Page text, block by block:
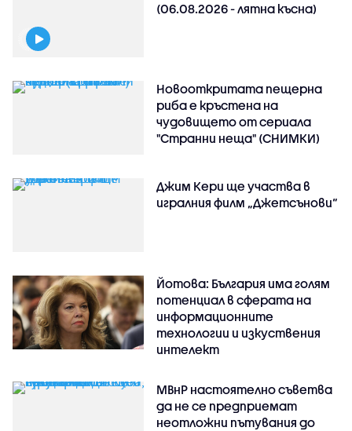
(06.08.2026 - лятна късна)
Новооткритата пещерна
риба е кръстена на
чудовището от сериала
"Странни неща" (СНИМКИ)
Джим Кери ще участва в
игралния филм „Джетсънови“
Йотова: България има голям
потенциал в сферата на
информационните
технологии и изкуствения
интелект
МВнР настоятелно съветва
да не се предприемат
неотложни пътувания до